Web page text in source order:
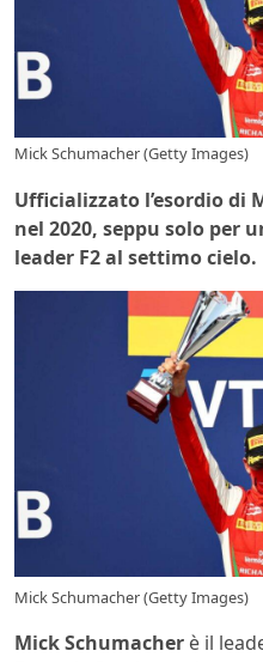
Mick Schumacher (Getty Images)
Ufficializzato l’esordio di
nel 2020, seppu solo per
leader F2 al settimo cielo.
Mick Schumacher (Getty Images)
Mick Schumacher è il